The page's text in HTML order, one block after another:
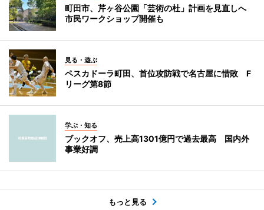
町田市、芹ヶ谷公園「芸術の杜」計画を見直しへ
市民ワークショップ開催も
見る・遊ぶ
ペスカドーラ町田、首位攻防戦で名古屋に惜敗 F
リーグ第8節
学ぶ・知る
ブックオフ、売上高1301億円で過去最高 国内外
事業好調
もっと見る